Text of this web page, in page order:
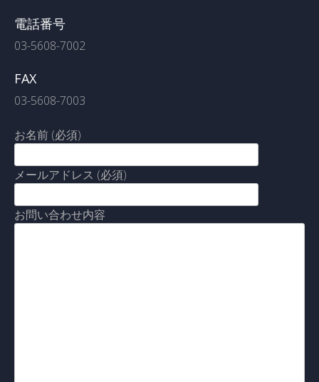
電話番号
03-5608-7002
FAX
03-5608-7003
お名前 (必須)
メールアドレス (必須)
お問い合わせ内容